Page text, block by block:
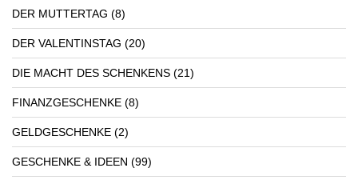
DER MUTTERTAG (8)
DER VALENTINSTAG (20)
DIE MACHT DES SCHENKENS (21)
FINANZGESCHENKE (8)
GELDGESCHENKE (2)
GESCHENKE & IDEEN (99)